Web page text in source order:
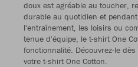
doux est agréable au toucher,
durable au quotidien et
l'entraînement, les loisirs ou
tenue d'équipe, le t-shirt One
fonctionnalité. Découvrez-le
votre t-shirt One Cotton.